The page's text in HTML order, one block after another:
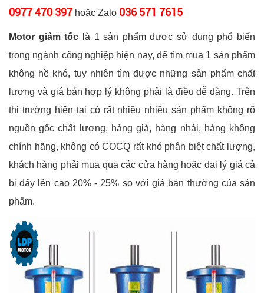
0977 470 397 hoặc Zalo 036 571 7615
Motor giảm tốc là 1 sản phẩm được sử dụng phổ biến
trong ngành công nghiệp hiện nay, để tìm mua 1 sản phẩm
không hề khó, tuy nhiên tìm được những sản phẩm chất
lượng và giá bán hợp lý không phải là điều dễ dàng. Trên
thị trường hiện tại có rất nhiều nhiều sản phẩm không rõ
nguồn gốc chất lượng, hàng giả, hàng nhái, hàng không
chính hãng, không có COCQ rất khó phân biệt chất lượng,
khách hàng phải mua qua các cửa hàng hoặc đại lý giá cả
bị đẩy lên cao 20% - 25% so với giá bán thường của sản
phẩm.